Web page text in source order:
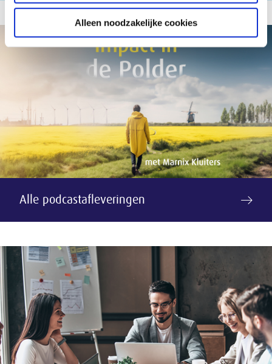
Alleen noodzakelijke cookies
Alle podcastafleveringen